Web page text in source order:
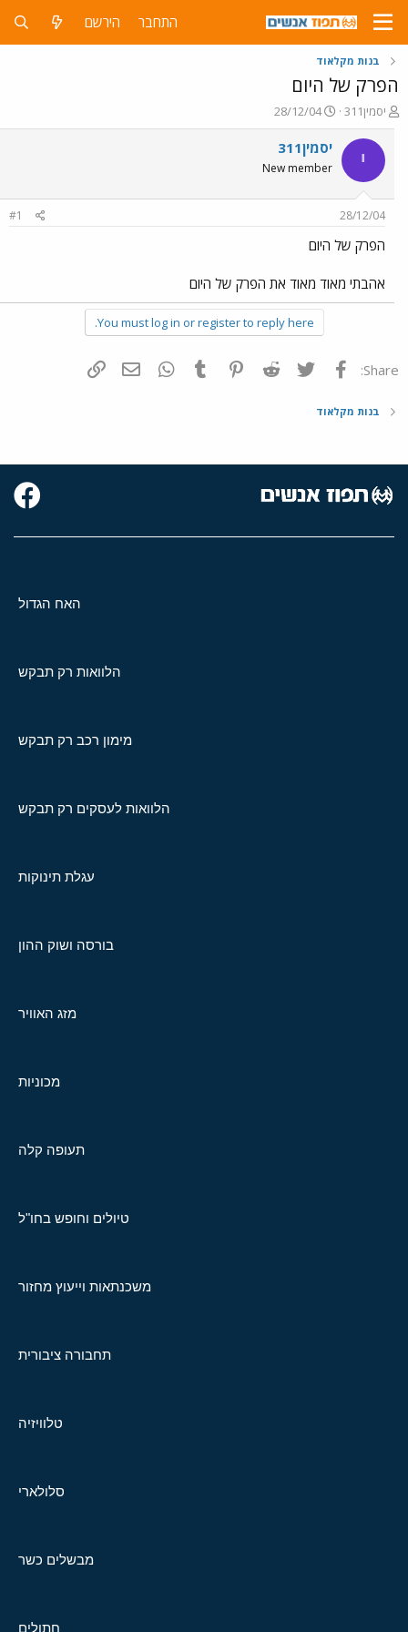
התחבר הירשם
בנות מקלאוד
הפרק של היום
פ
ו
ת
ח
ה
ש
א
יסמין311
פ
ו
ר
ס
ם
ר
28/12/04
י יסמין311
New member
28/12/04
#1
הפרק של היום
אהבתי מאוד מאוד את הפרק של היום
You must log in or register to reply here.
Share: פייסבוק Twitter
Reddit
Pinterest
Tumblr
WhatsAppדואר אלקטרוני
בנות מקלאוד
האח הגדול
הלוואות רק תבקש
מימון רכב רק תבקש
הלוואות לעסקים רק תבקש
עגלת תינוקות
בורסה ושוק ההון
מזג האוויר
מכוניות
תעופה קלה
טיולים וחופש בחו"ל
משכנתאות וייעוץ מחזור
תחבורה ציבורית
טלוויזיה
סלולארי
מבשלים כשר
חתולים